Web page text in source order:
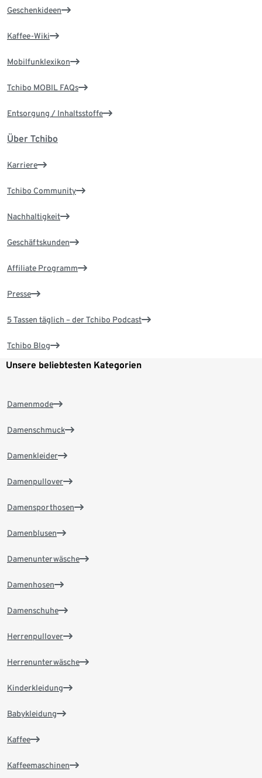
Geschenkideen
Kaffee-Wiki
Mobilfunklexikon
Tchibo MOBIL FAQs
Entsorgung / Inhaltsstoffe
Über Tchibo
Karriere
Tchibo Community
Nachhaltigkeit
Geschäftskunden
Affiliate Programm
Presse
5 Tassen täglich – der Tchibo Podcast
Tchibo Blog
Unsere beliebtesten Kategorien
Damenmode
Damenschmuck
Damenkleider
Damenpullover
Damensporthosen
Damenblusen
Damenunterwäsche
Damenhosen
Damenschuhe
Herrenpullover
Herrenunterwäsche
Kinderkleidung
Babykleidung
Kaffee
Kaffeemaschinen